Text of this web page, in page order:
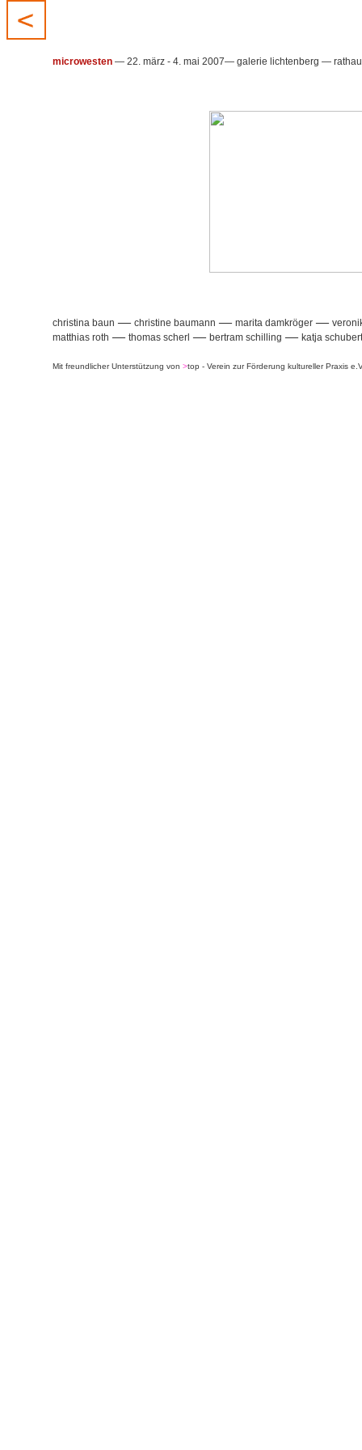
microwesten — 22. märz - 4. mai 2007— galerie lichtenberg —
christina baun — christine baumann — marita damkröger —
matthias roth — thomas scherl — bertram schilling — katja schubert
Mit freundlicher Unterstützung von >top - Verein zur Förderung kultureller Praxis